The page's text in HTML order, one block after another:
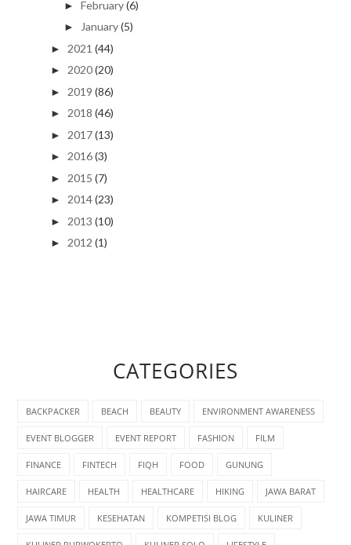
► April(3)
► March(4)
►February
►January
► 2021 (44)
► 2020 (20)
► 2019 (86)
► 2018(46)
► 2017 (13)
► 2016(3)
► 2015 (7)
► 2014 (23)
CATEGORIES
BACKPACKER BEACH BEAUTY ENVIRONMENT AWARENESS
EVENT BLOGGER EVENT REPORT FASHION FILM
FINANCE FINTECH FIQH FOOD GUNUNG
HAIRCARE HEALTH HEALTHCARE HIKING JAWA BARAT